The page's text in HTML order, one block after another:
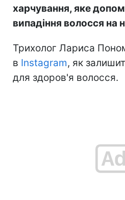
харчування, яке
випадіння волосся на
Трихолог Лариса
в Instagram, як
для здоров'я волосся.